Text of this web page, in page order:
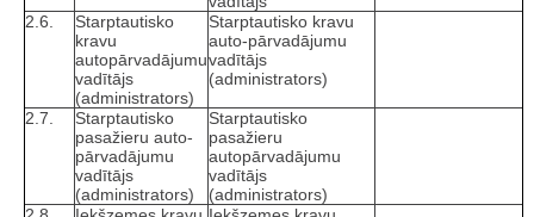
2.6.
Starptautisko
kravu
autopārvadājumu
vadītājs
(administrators)
Starptautisko kravu
auto-pārvadājumu
vadītājs
(administrators)
2.7.
Starptautisko
pasažieru auto­
pārvadājumu
vadītājs
(administrators)
Starptautisko
pasažieru
autopārvadājumu
vadītājs
(administrators)